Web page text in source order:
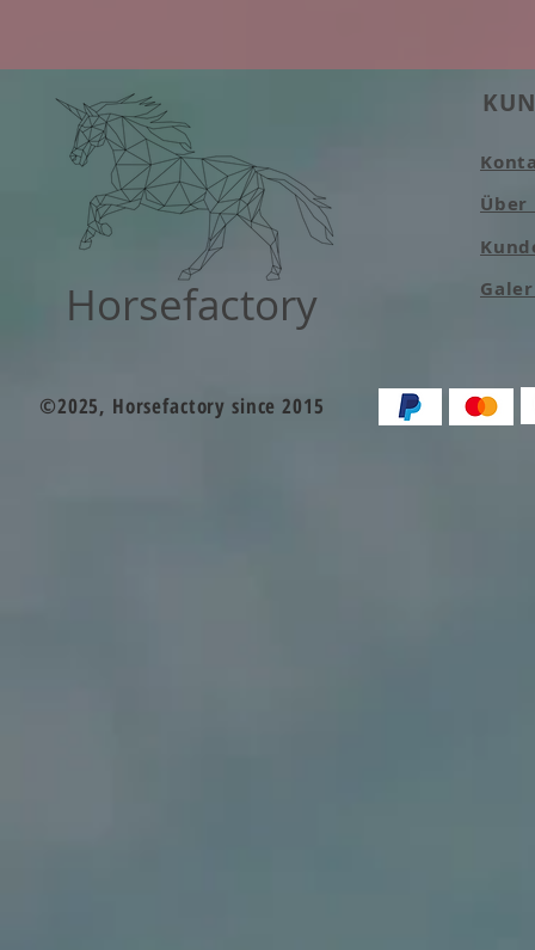
Horsefactory
Über
©2025, Horsefactory since 2015